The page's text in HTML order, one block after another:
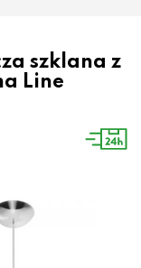
szklana z
Line